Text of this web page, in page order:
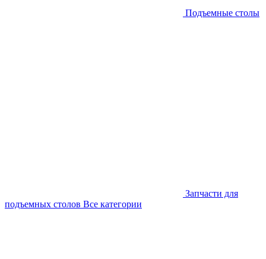
Подъемные столы
Запчасти для
подъемных столов Все категории